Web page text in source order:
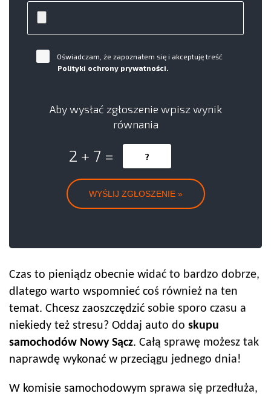
Oświadczam, że zapoznałem się i akceptuję treść
Polityki ochrony prywatności.
Aby wysłać zgłoszenie wpisz wynik
równania
2 + 7 =
Czas to pieniądz obecnie widać to bardzo dobrze,
dlatego warto wspomnieć coś również na ten
temat. Chcesz zaoszczędzić sobie sporo czasu a
niekiedy też stresu? Oddaj auto do skupu
samochodów Nowy Sącz. Całą sprawę możesz tak
naprawdę wykonać w przeciągu jednego dnia!
W komisie samochodowym sprawa się przedłuża,